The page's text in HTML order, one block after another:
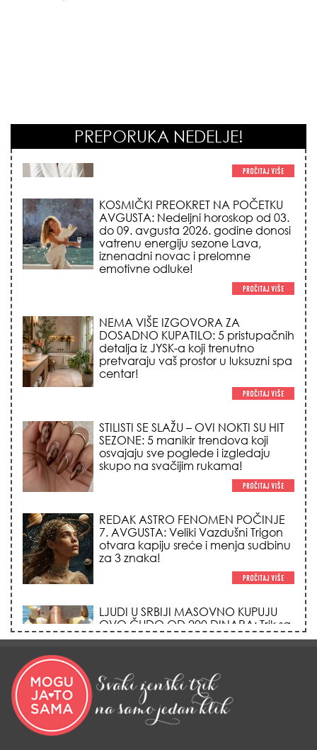
PREPORUKA NEDELJE!
KOSMIČKI PREOKRET NA POČETKU
do 09. avgusta 2026. godine donosi
vatrenu energiju sezone Lava,
iznenadni novac i prelomne
emotivne odluke!
NEMA VIŠE IZGOVORA ZA
detalja iz JYSK-a koji trenutno
pretvaraju vaš prostor u luksuzni spa
centar!
STILISTI SE SLAŽU – OVI NOKTI SU HIT
osvajaju sve poglede i izgledaju
skupo na svačijim rukama!
REDAK ASTRO FENOMEN POČINJE
otvara kapiju sreće i menja sudbinu
za 3 znaka!
LJUDI U SRBIJI MASOVNO KUPUJU
peškirom i ledom koji rashlađuje stan
na +35 za 10 minuta (BEZ KLIME)!
DATUMI KOJI MENJAJU SUDBINU:
Ošišajte se OVIH dana u mesecu
ako želite da vam kosa raste kao iz
vode i privučete novu ljubav!